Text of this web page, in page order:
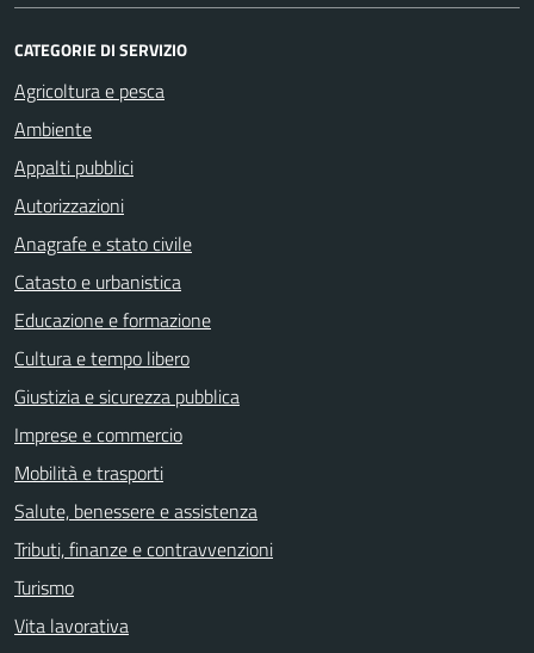
CATEGORIE DI SERVIZIO
Agricoltura e pesca
Ambiente
Appalti pubblici
Autorizzazioni
Anagrafe e stato civile
Catasto e urbanistica
Educazione e formazione
Cultura e tempo libero
Giustizia e sicurezza pubblica
Imprese e commercio
Mobilità e trasporti
Salute, benessere e assistenza
Tributi, finanze e contravvenzioni
Turismo
Vita lavorativa